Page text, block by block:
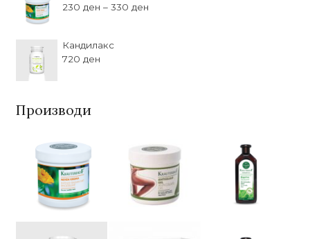
230 ден – 330 ден
Кандилакс
720 ден
Производи